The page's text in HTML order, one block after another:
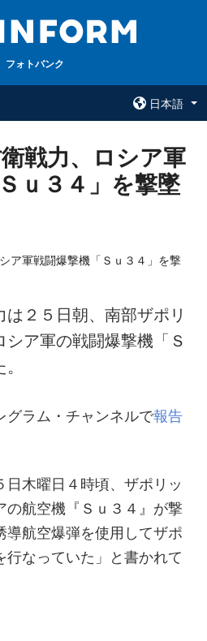
フォトバンク
日本語
ウクルインフォ
コンタクト
フォトバンク
戦力、ロシア軍
ｕ３４」を撃墜
は２５日朝、南部ザポリ
シア軍の戦闘爆撃機「Ｓ
グラム・チャンネルで報告
日木曜日４時頃、ザポリッ
の航空機『Ｓｕ３４』が撃
導航空爆弾を使用してザポ
行なっていた」と書かれて